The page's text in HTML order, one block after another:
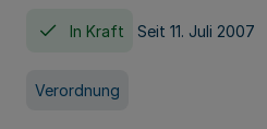
In Kraft Seit 11. Juli 2007
Verordnung